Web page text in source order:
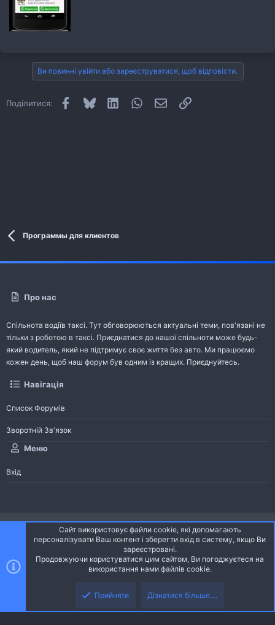
Ви повинні увійти або зареєструватися, щоб відповісти.
Поділитися: FacebookBluesky LinkedInWhatsApp
E-mailПосилання
Программы для клиентов
Про нас
Спільнота водіїв таксі. Тут обговорюються актуальні теми, пов'язані не
тільки з роботою в таксі. Приєднатися до нашої спільноти може будь-
який водитель, який не підтримує своє життя без авто. Ми працюємо
кожен день, щоб наш форум був одним із кращих. Приєднуйтесь.
Навігація
Список Форумів
Зворотній Зв'язок
Меню
Вхід
Ніч
Українська (UA)
S
Community platform by XenForo® © 2010-2026 XenForo Ltd.
Community platform by XenForo © 2010-2022 XenForo Ltd. | dev: Pages
Сайт використовує файли cookie, які допомагають
персоналізувати Ваш контент і зберегти вхід в систему, якщо Ви
зареєстровані.
Продовжуючи користуватися цим сайтом, Ви погоджуєтеся на
використання нами файлів cookie.
Прийняти Дізнатися більше....